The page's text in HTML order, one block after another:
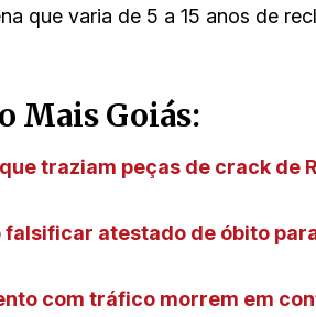
que varia de 5 a 15 anos de
Mais Goiás:
traziam peças de crack de
falsificar atestado de óbito
com tráfico morrem em